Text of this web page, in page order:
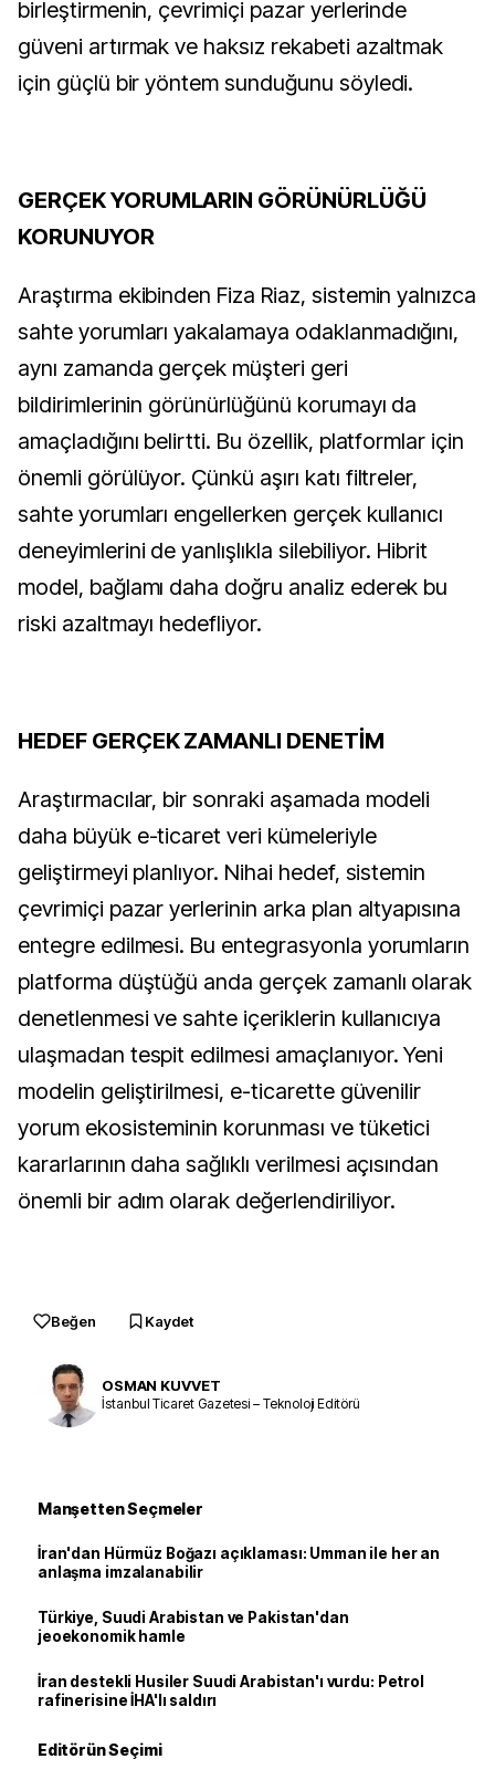
birleştirmenin, çevrimiçi pazar yerlerinde
güveni artırmak ve haksız rekabeti azaltmak
için güçlü bir yöntem sunduğunu söyledi.
GERÇEK YORUMLARIN GÖRÜNÜRLÜĞÜ
KORUNUYOR
Araştırma ekibinden Fiza Riaz, sistemin yalnızca
sahte yorumları yakalamaya odaklanmadığını,
aynı zamanda gerçek müşteri geri
bildirimlerinin görünürlüğünü korumayı da
amaçladığını belirtti. Bu özellik, platformlar için
önemli görülüyor. Çünkü aşırı katı filtreler,
sahte yorumları engellerken gerçek kullanıcı
deneyimlerini de yanlışlıkla silebiliyor. Hibrit
model, bağlamı daha doğru analiz ederek bu
riski azaltmayı hedefliyor.
HEDEF GERÇEK ZAMANLI DENETİM
Araştırmacılar, bir sonraki aşamada modeli
daha büyük e-ticaret veri kümeleriyle
geliştirmeyi planlıyor. Nihai hedef, sistemin
çevrimiçi pazar yerlerinin arka plan altyapısına
entegre edilmesi. Bu entegrasyonla yorumların
platforma düştüğü anda gerçek zamanlı olarak
denetlenmesi ve sahte içeriklerin kullanıcıya
ulaşmadan tespit edilmesi amaçlanıyor. Yeni
modelin geliştirilmesi, e-ticarette güvenilir
yorum ekosisteminin korunması ve tüketici
kararlarının daha sağlıklı verilmesi açısından
önemli bir adım olarak değerlendiriliyor.
Beğen Kaydet
OSMAN KUVVET
İstanbul Ticaret Gazetesi – Teknoloji Editörü
Manşetten Seçmeler
İran'dan Hürmüz Boğazı açıklaması: Umman ile her an
anlaşma imzalanabilir
Türkiye, Suudi Arabistan ve Pakistan'dan
jeoekonomik hamle
İran destekli Husiler Suudi Arabistan'ı vurdu: Petrol
rafinerisine İHA'lı saldırı
Editörün Seçimi